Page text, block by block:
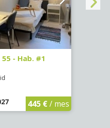
- Hab. #1
445 €/ mes